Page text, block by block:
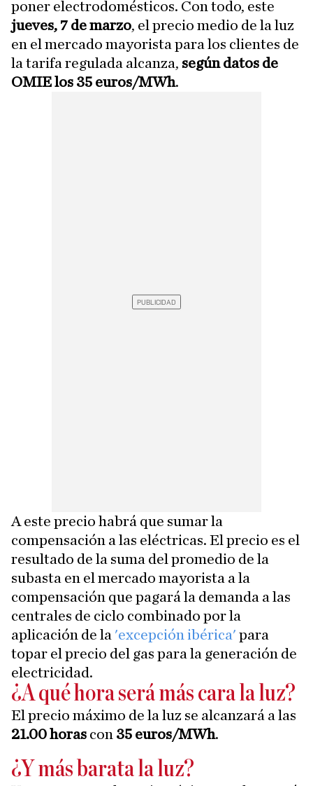
poner electrodomésticos. Con todo, este
jueves, 7 de marzo, el precio medio de la luz
en el mercado mayorista para los clientes de
la tarifa regulada alcanza, según datos de
OMIE los 35 euros/MWh.
A este precio habrá que sumar la
compensación a las eléctricas. El precio es el
resultado de la suma del promedio de la
subasta en el mercado mayorista a la
compensación que pagará la demanda a las
centrales de ciclo combinado por la
aplicación de la 'excepción ibérica' para
topar el precio del gas para la generación de
electricidad.
¿A qué hora será más cara la luz?
El precio máximo de la luz se alcanzará a las
21.00 horas con 35 euros/MWh.
¿Y más barata la luz?